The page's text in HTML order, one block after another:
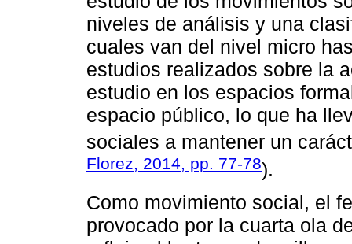
niveles de análisis y una
cuales van del nivel micro
estudios realizados sobre la
estudio en los espacios
espacio público, lo que ha
sociales a mantener un
Florez, 2014, pp. 77-78).
Como movimiento social, el
provocado por la cuarta ola